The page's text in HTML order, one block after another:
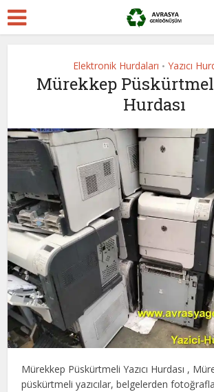
Elektronik Hurdaları • Yazıcı
Mürekkep Püskürtmeli
Hurdası
Mürekkep Püskürtmeli Yazıcı Hurdası ,
püskürtmeli yazıcılar, belgelerden